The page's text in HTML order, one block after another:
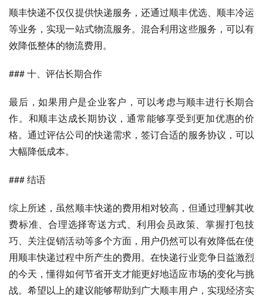
顺丰快递不仅仅提供快递服务，还通过顺丰优选、顺丰冷运
等业务，实现一站式物流服务。混合利用这些服务，可以有
效降低整体的物流费用。
### 十、评估长期合作
最后，如果用户是企业客户，可以考虑与顺丰进行长期合
作。和顺丰达成长期协议，通常能够享受到更加优惠的价
格。通过评估公司的快递需求，签订合适的服务协议，可以
大幅降低成本。
### 结语
综上所述，虽然顺丰快递的费用相对较高，但通过理解其收
费标准、合理选择寄送方式、利用会员政策、掌握打包技
巧、关注促销活动等多个方面，用户仍然可以有效降低在使
用顺丰快递过程中所产生的费用。在快递行业竞争日益激烈
的今天，懂得如何节省开支才能更好地适应市场的变化与挑
战。希望以上的建议能够帮助到广大顺丰用户，实现经济实